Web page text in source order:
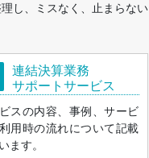
し、ミスなく、止まらない
連結決算業務
サポートサービス
スの内容、事例、サービ
用時の流れについて記載
ます。